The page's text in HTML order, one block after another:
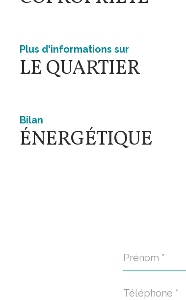
Plus d'informations sur
LE QUARTIER
Bilan
ÉNERGÉTIQUE
Prénom
Téléphone